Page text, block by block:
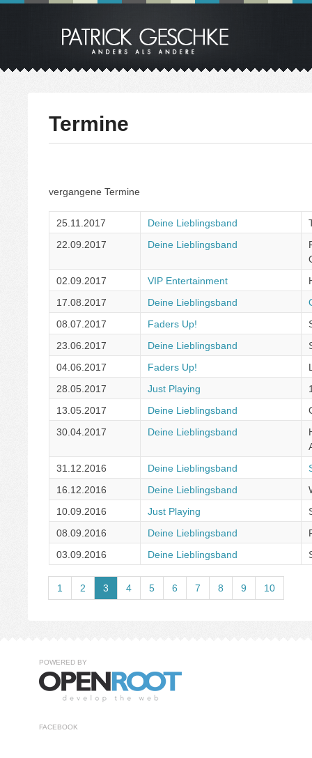
Termine
vergangene Termine
25.11.2017 Deine Lieblingsband
22.09.2017
Deine Lieblingsband
02.09.2017
VIP Entertainment
17.08.2017
Deine Lieblingsband
08.07.2017
Faders Up!
23.06.2017
Deine Lieblingsband
04.06.2017
Faders Up!
28.05.2017
Just Playing
13.05.2017
Deine Lieblingsband
30.04.2017
Deine Lieblingsband
31.12.2016
Deine Lieblingsband
16.12.2016
Deine Lieblingsband
10.09.2016
Just Playing
08.09.2016
Deine Lieblingsband
03.09.2016
Deine Lieblingsband
1 2 3 4 5 6 7 8 9 10
POWERED BY
FACEBOOK